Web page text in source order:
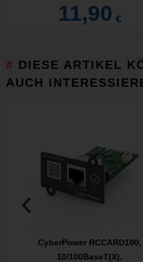
11,90 €
DIESE ARTIKEL
AUCH
CyberPower RCCARD100,
10/100BaseT(X),